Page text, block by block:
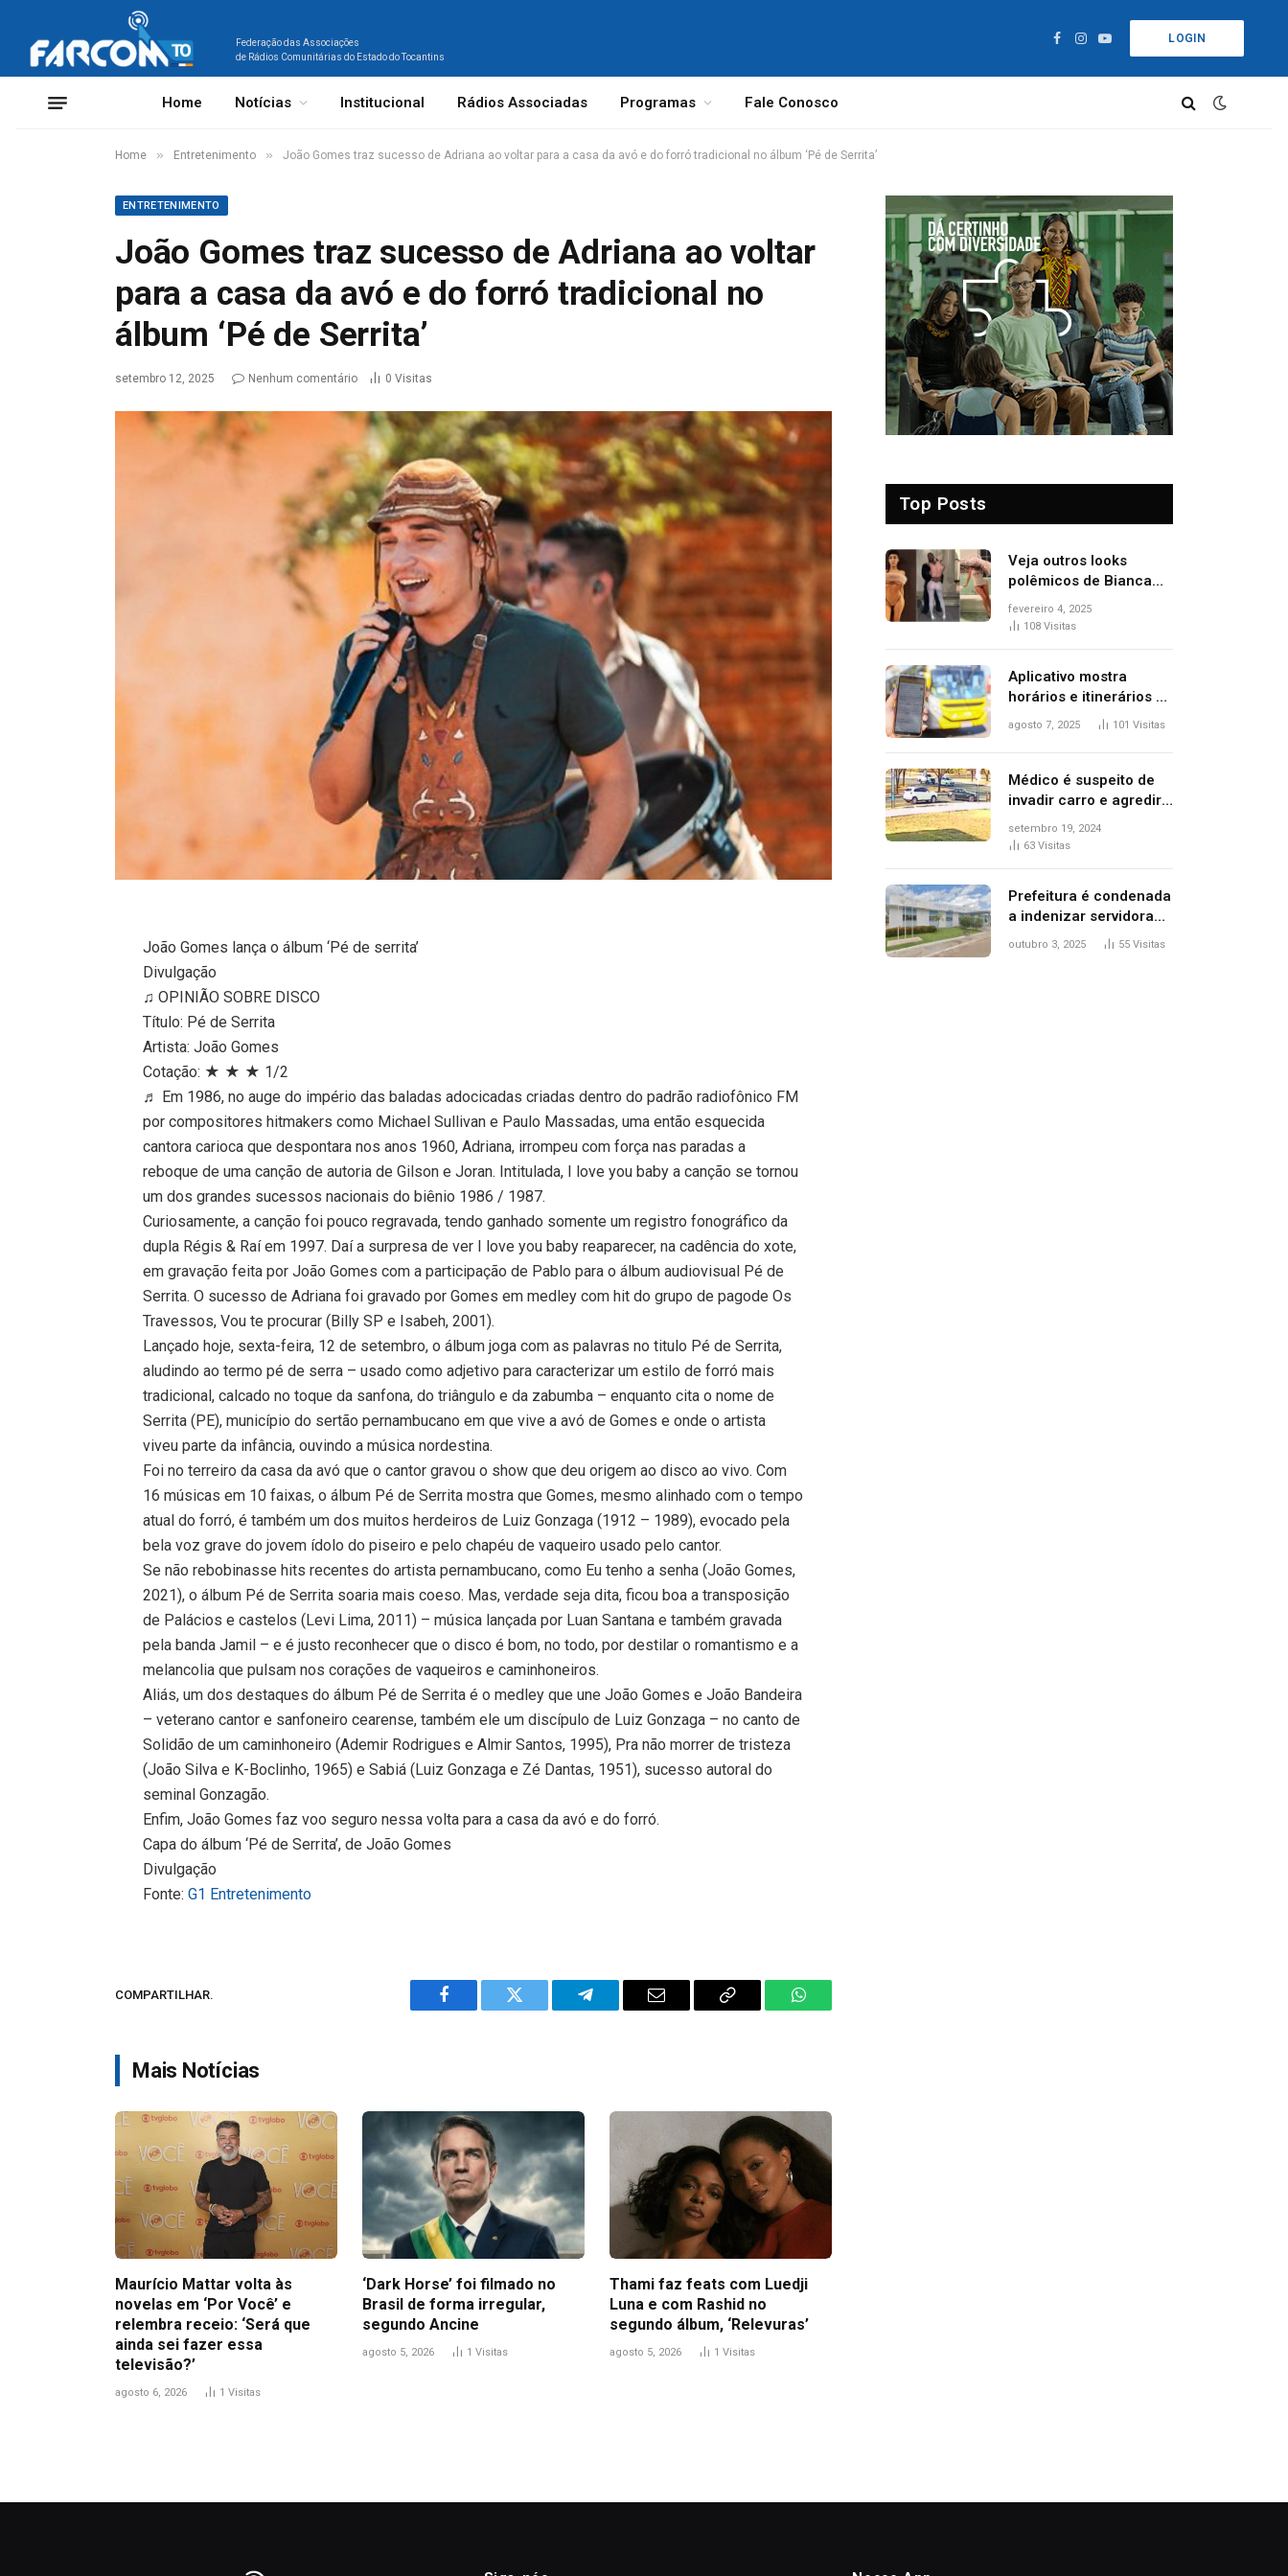
Federação das Associações
de Rádios Comunitárias do Estado do Tocantins
Facebook
Instagram
YouTube
LOGIN
Home Notícias Institucional Rádios Associadas Programas Fale Conosco
Home » Entretenimento » João Gomes traz sucesso de Adriana ao voltar para a casa da avó e do forró tradicional no álbum ‘Pé de Serrita’
ENTRETENIMENTO
João Gomes traz sucesso de Adriana ao voltar
para a casa da avó e do forró tradicional no
álbum ‘Pé de Serrita’
setembro 12, 2025 Nenhum comentário 0 Visitas
João Gomes lança o álbum ‘Pé de serrita’
Divulgação
♫ OPINIÃO SOBRE DISCO
Título: Pé de Serrita
Artista: João Gomes
Cotação: ★ ★ ★ 1/2
♬ Em 1986, no auge do império das baladas adocicadas criadas dentro do padrão radiofônico FM
por compositores hitmakers como Michael Sullivan e Paulo Massadas, uma então esquecida
cantora carioca que despontara nos anos 1960, Adriana, irrompeu com força nas paradas a
reboque de uma canção de autoria de Gilson e Joran. Intitulada, I love you baby a canção se tornou
um dos grandes sucessos nacionais do biênio 1986 / 1987.
Curiosamente, a canção foi pouco regravada, tendo ganhado somente um registro fonográfico da
dupla Régis & Raí em 1997. Daí a surpresa de ver I love you baby reaparecer, na cadência do xote,
em gravação feita por João Gomes com a participação de Pablo para o álbum audiovisual Pé de
Serrita. O sucesso de Adriana foi gravado por Gomes em medley com hit do grupo de pagode Os
Travessos, Vou te procurar (Billy SP e Isabeh, 2001).
Lançado hoje, sexta-feira, 12 de setembro, o álbum joga com as palavras no titulo Pé de Serrita,
aludindo ao termo pé de serra – usado como adjetivo para caracterizar um estilo de forró mais
tradicional, calcado no toque da sanfona, do triângulo e da zabumba – enquanto cita o nome de
Serrita (PE), município do sertão pernambucano em que vive a avó de Gomes e onde o artista
viveu parte da infância, ouvindo a música nordestina.
Foi no terreiro da casa da avó que o cantor gravou o show que deu origem ao disco ao vivo. Com
16 músicas em 10 faixas, o álbum Pé de Serrita mostra que Gomes, mesmo alinhado com o tempo
atual do forró, é também um dos muitos herdeiros de Luiz Gonzaga (1912 – 1989), evocado pela
bela voz grave do jovem ídolo do piseiro e pelo chapéu de vaqueiro usado pelo cantor.
Se não rebobinasse hits recentes do artista pernambucano, como Eu tenho a senha (João Gomes,
2021), o álbum Pé de Serrita soaria mais coeso. Mas, verdade seja dita, ficou boa a transposição
de Palácios e castelos (Levi Lima, 2011) – música lançada por Luan Santana e também gravada
pela banda Jamil – e é justo reconhecer que o disco é bom, no todo, por destilar o romantismo e a
melancolia que pulsam nos corações de vaqueiros e caminhoneiros.
Aliás, um dos destaques do álbum Pé de Serrita é o medley que une João Gomes e João Bandeira
– veterano cantor e sanfoneiro cearense, também ele um discípulo de Luiz Gonzaga – no canto de
Solidão de um caminhoneiro (Ademir Rodrigues e Almir Santos, 1995), Pra não morrer de tristeza
(João Silva e K-Boclinho, 1965) e Sabiá (Luiz Gonzaga e Zé Dantas, 1951), sucesso autoral do
seminal Gonzagão.
Enfim, João Gomes faz voo seguro nessa volta para a casa da avó e do forró.
Capa do álbum ‘Pé de Serrita’, de João Gomes
Divulgação
Fonte:G1 Entretenimento
COMPARTILHAR.
Facebook Twitter Telegram Email
Copy
WhatsApp
Mais Notícias
Maurício Mattar volta às
novelas em ‘Por Você’ e
relembra receio: ‘Será que
ainda sei fazer essa
televisão?’
agosto 6, 2026 1 Visitas
‘Dark Horse’ foi filmado no
Brasil de forma irregular,
segundo Ancine
agosto 5, 2026 1 Visitas
Thami faz feats com Luedji
Luna e com Rashid no
segundo álbum, ‘Relevuras’
agosto 5, 2026 1 Visitas
Top Posts
Veja outros looks
polêmicos de Bianca
Censori, esposa de
Kanye West que
fevereiro 4, 2025
108 Visitas
Aplicativo mostra
horários e itinerários de
ônibus a usuários do
agosto 7, 2025 101 Visitas
Médico é suspeito de
invadir carro e agredir
delegado aposentado
durante confusão no
setembro 19, 2024
63 Visitas
Prefeitura é condenada
a indenizar servidora
temporária demitida
outubro 3, 2025 55 Visitas